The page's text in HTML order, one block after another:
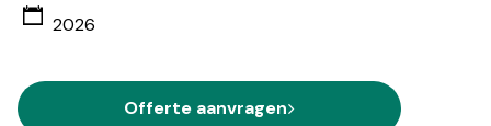
2026
Offerte aanvragen